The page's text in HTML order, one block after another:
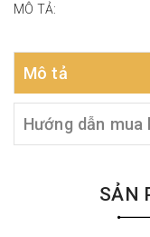
MÔ TẢ:
Mô tả
Hướng dẫn mua
SẢN